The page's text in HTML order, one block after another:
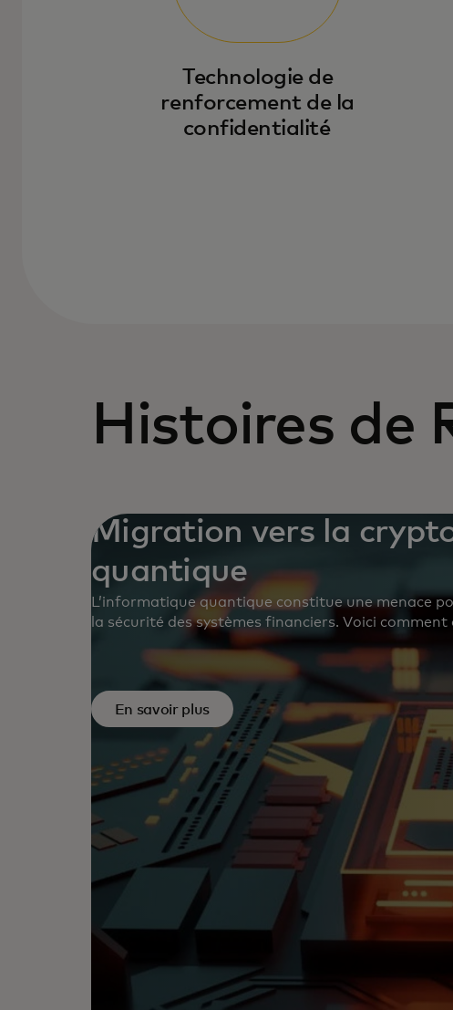
Technologie de
renforcement de la
confidentialité
Histoires de
Migration vers la
quantique
L’informatique quantique constitue une menace
la sécurité des systèmes financiers. Voici
En savoir plus